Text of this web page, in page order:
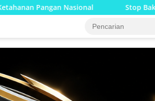
Stop Bakar Lahan, Babinsa